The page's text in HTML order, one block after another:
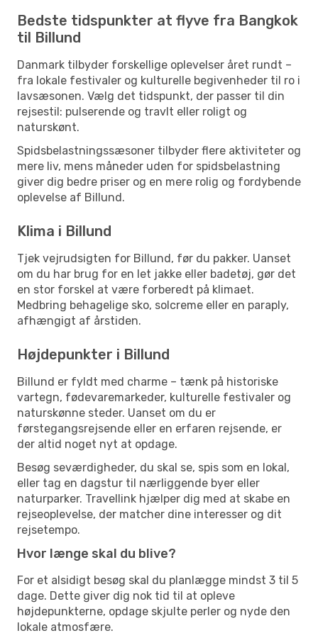
Bedste tidspunkter at flyve fra Bangkok
til Billund
Danmark tilbyder forskellige oplevelser året rundt –
fra lokale festivaler og kulturelle begivenheder til ro i
lavsæsonen. Vælg det tidspunkt, der passer til din
rejsestil: pulserende og travlt eller roligt og
naturskønt.
Spidsbelastningssæsoner tilbyder flere aktiviteter og
mere liv, mens måneder uden for spidsbelastning
giver dig bedre priser og en mere rolig og fordybende
oplevelse af Billund.
Klima i Billund
Tjek vejrudsigten for Billund, før du pakker. Uanset
om du har brug for en let jakke eller badetøj, gør det
en stor forskel at være forberedt på klimaet.
Medbring behagelige sko, solcreme eller en paraply,
afhængigt af årstiden.
Højdepunkter i Billund
Billund er fyldt med charme – tænk på historiske
vartegn, fødevaremarkeder, kulturelle festivaler og
naturskønne steder. Uanset om du er
førstegangsrejsende eller en erfaren rejsende, er
der altid noget nyt at opdage.
Besøg seværdigheder, du skal se, spis som en lokal,
eller tag en dagstur til nærliggende byer eller
naturparker. Travellink hjælper dig med at skabe en
rejseoplevelse, der matcher dine interesser og dit
rejsetempo.
Hvor længe skal du blive?
For et alsidigt besøg skal du planlægge mindst 3 til 5
dage. Dette giver dig nok tid til at opleve
højdepunkterne, opdage skjulte perler og nyde den
lokale atmosfære.